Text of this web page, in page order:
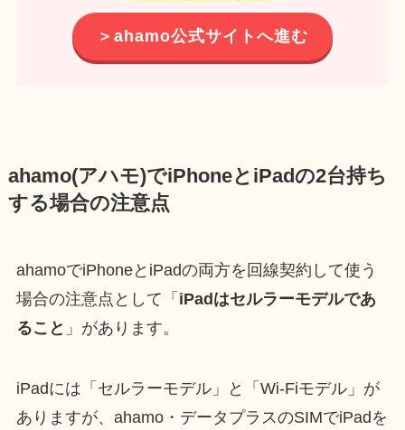
＞ahamo公式サイトへ進む
ahamo(アハモ)でiPhoneとiPadの2台持ち
する場合の注意点
ahamoでiPhoneとiPadの両方を回線契約して使う
場合の注意点として「 iPadはセルラーモデルであ
ること 」があります。
iPadには「セルラーモデル」と「Wi-Fiモデル」が
ありますが、ahamo・データプラスのSIMでiPadを